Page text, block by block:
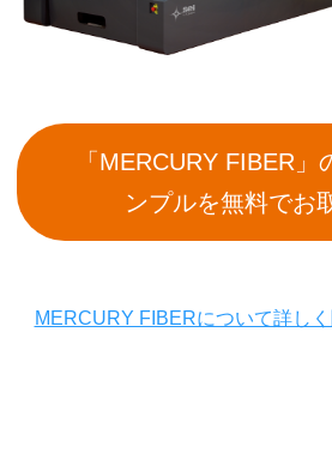
「MERCURY FIBER」
ンプルを無料でお
MERCURY FIBERについて詳し